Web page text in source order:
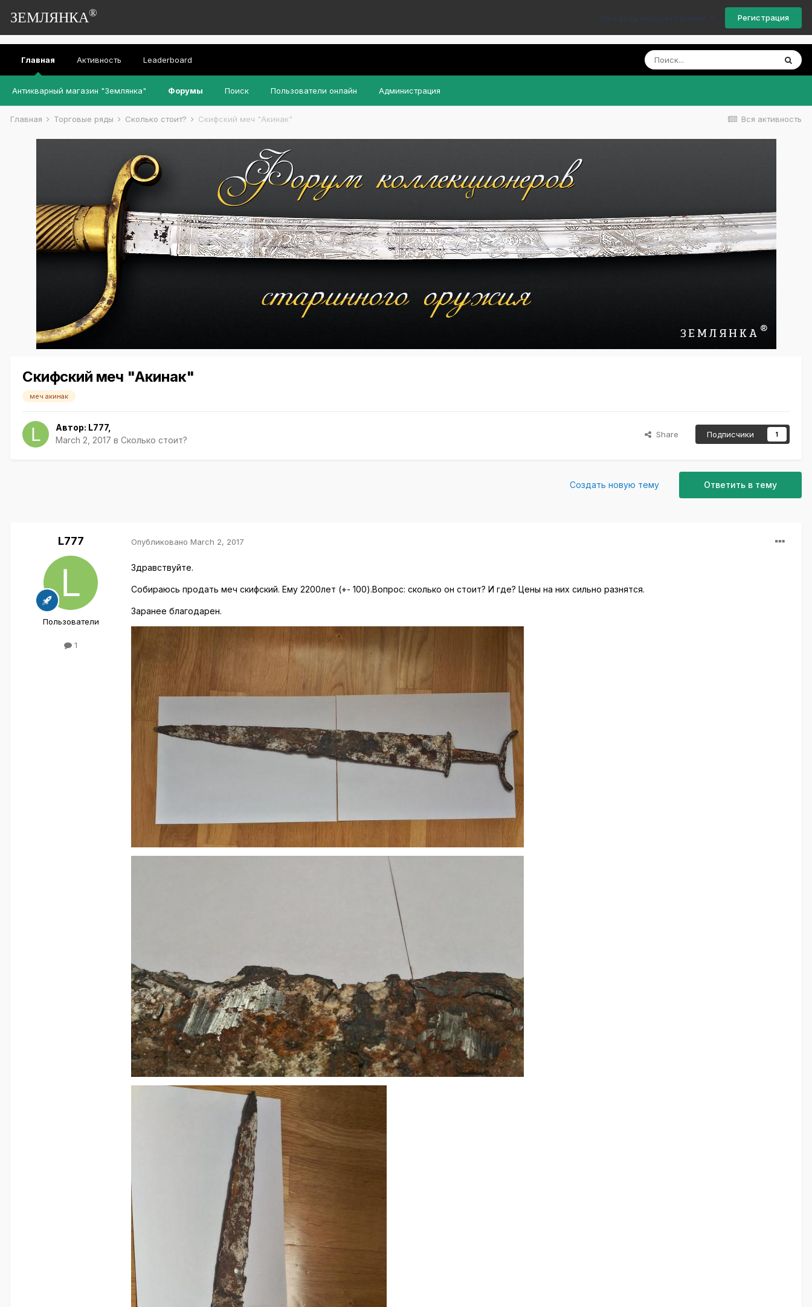
ЗЕМЛЯНКА® Уже есть аккаунт? Войти Регистрация
Главная
Антикварный магазин "Землянка" Форумы Поиск Пользователи онлайн Администрация
Активность Leaderboard
Вся активность
Главная Торговые ряды Сколько стоит? Скифский меч "Акинак"
Скифский меч "Акинак"
меч акинак
Автор: L777,
March 2, 2017 в Сколько стоит?
Share Подписчики 1
Ответить в тему
Создать новую тему
L777
Пользователи
1
Опубликовано March 2, 2017
Здравствуйте.
Собираюсь продать меч скифский. Ему 2200лет (+- 100).Вопрос: сколько он стоит? И где? Цены на них сильно разнятся.
Заранее благодарен.